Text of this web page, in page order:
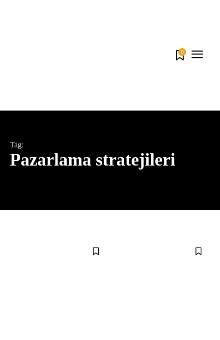
0
Tag:
Pazarlama stratejileri